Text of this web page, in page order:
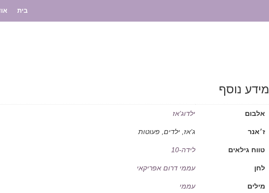
בית
מידע נוסף
אלבום ילדוג'אז
ז׳אנר ג'אז, ילדים, פעוטות
טווח גילאים לידה-10
לחן עממי דרום אפריקאי
מילים עממי